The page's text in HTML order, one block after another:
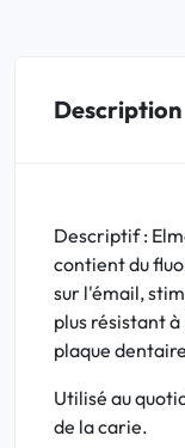
Description
Descriptif :
contient du
sur l'émail,
plus résistant
plaque
Utilisé au
de la carie.